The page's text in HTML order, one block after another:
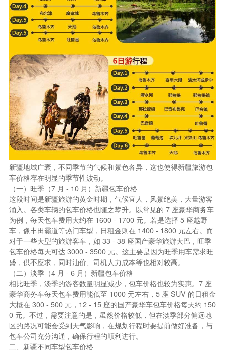
新疆地域广袤，不同季节的气候和景色各异，这也使得新疆旅游包
车价格存在明显的季节性波动。
（一）旺季（7 月 - 10 月）新疆包车价格
这段时间是新疆旅游的黄金时期，气候宜人，风景绝美，大量游客
涌入。各类车辆的包车价格也随之攀升。以常见的 7 座豪华商务车
为例，每天包车费用大约在 1600 - 1700 元。若是选择 5 座越野
车，像丰田霸道等热门车型，日租金则在 1400 - 1800 元左右。而
对于一些大型的旅游客车，如 33 - 38 座国产豪华旅游大巴，旺季
包车价格每天可达 3000 - 3500 元。这主要是因为旺季用车需求旺
盛，供不应求，同时油价、司机人力成本等也相对较高。
（二）淡季（4 月 - 6 月）新疆包车价格
相比旺季，淡季的游客数量明显减少，包车价格也较为实惠。7 座
豪华商务车每天包车费用能低至 1000 元左右，5 座 SUV 的日租金
大概在 300 - 500 元，12 - 15 座的国产豪华车包车价格每天约 150
0 元。不过，需要注意的是，虽然价格较低，但在淡季部分偏远地
区的路况可能会受到天气影响，在规划行程时要提前做好准备，与
包车公司充分沟通，确保行程的顺利进行。
二、新疆不同车型包车价格